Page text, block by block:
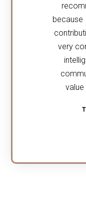
because
very